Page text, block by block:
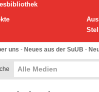
uns - Neues aus der SuUB -
Alle Medien